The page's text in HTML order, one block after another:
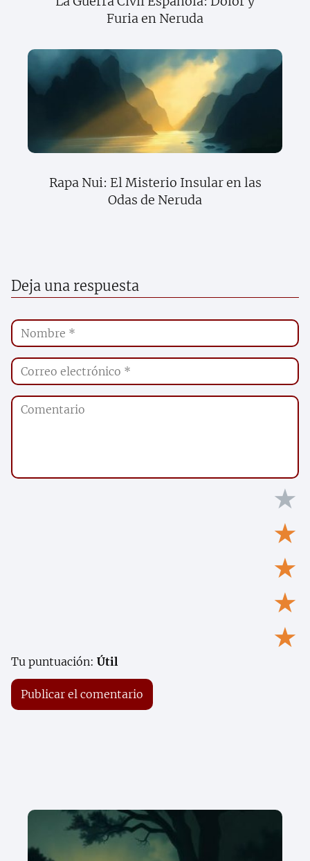
Furia en Neruda
Rapa Nui: El Misterio Insular en las
Odas de Neruda
Deja una respuesta
★
★
★
★
★
Tu puntuación: Útil